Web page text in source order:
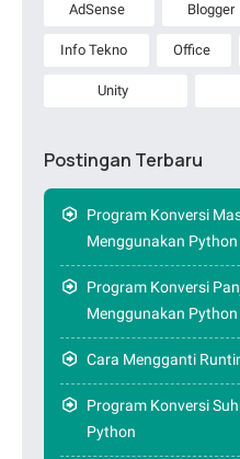
AdSense Blogger
Info Tekno Office
Unity
Postingan Terbaru
Program Konversi
Menggunakan Python
Program Konversi
Menggunakan Python
Cara Mengganti
Program Konversi
Python